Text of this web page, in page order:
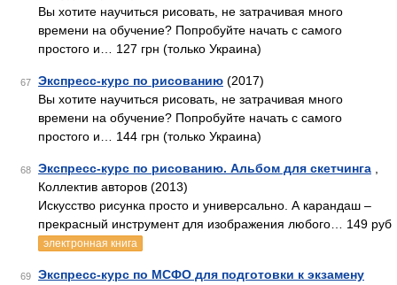
Вы хотите научиться рисовать, не затрачивая много
времени на обучение? Попробуйте начать с самого
простого и… 127 грн (только Украина)
67 Экспресс-курс по рисованию (2017)
Вы хотите научиться рисовать, не затрачивая много
времени на обучение? Попробуйте начать с самого
простого и… 144 грн (только Украина)
68 Экспресс-курс по рисованию. Альбом для скетчинга
Коллектив авторов (2013)
Искусство рисунка просто и универсально. А карандаш –
прекрасный инструмент для изображения любого… 149 руб
электронная книга
69
Экспресс-курс по МСФО для подготовки к экзамену